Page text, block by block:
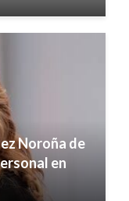
Noroña de
en